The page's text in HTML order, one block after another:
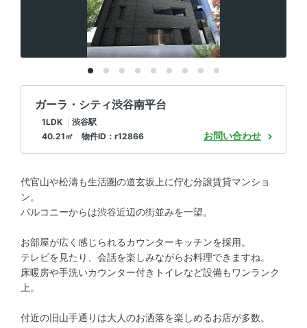
ガーラ・シティ渋谷南平台
1LDK
渋谷駅
40.21㎡ 物件ID：r12866
お問い合わせ
代官山や松濤も生活圏の道玄坂上に佇む分譲賃貸マンショ
ン。
バルコニーからは渋谷近辺の街並みを一望。
お部屋が広く感じられるカウンターキッチンを採用。
テレビを見たり、会話を楽しみながらお料理できますね。
床暖房や手洗いカウンター付きトイレなど設備もワンランク
上。
付近の旧山手通りは大人のお洒落を楽しめるお店が多数。